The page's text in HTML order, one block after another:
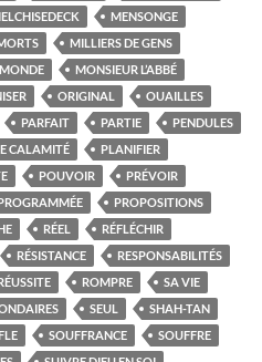
MENSONGE
MILLIERS DE GENS
MONDE
MONSIEUR L’ABBÉ
ORIGINAL
OUAILLES
PARFAIT PARTIE
PENDULES
CALAMITÉ
PLANIFIER
POUVOIR
PRÉVOIR
PROPOSITIONS
RÉEL
RÉFLÉCHIR
RÉSISTANCE
RESPONSABILITÉS
ROMPRE
SA VIE
SEUL
SHAH-TAN
SOUFFRANCE
SOUFFRE